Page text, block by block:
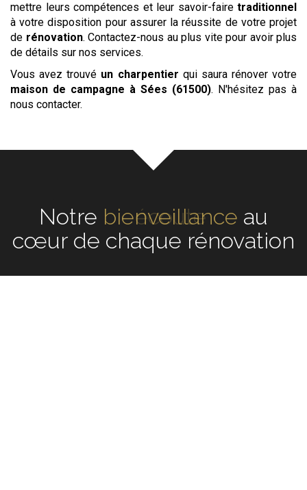
mettre leurs compétences et leur savoir-faire traditionnel
à votre disposition pour assurer la réussite de votre projet
de rénovation. Contactez-nous au plus vite pour avoir plus
de détails sur nos services.
Vous avez trouvé un charpentier qui saura rénover votre
maison de campagne à Sées (61500). N'hésitez pas à
nous contacter.
Notreécouteau cœur de
chaque rénovation